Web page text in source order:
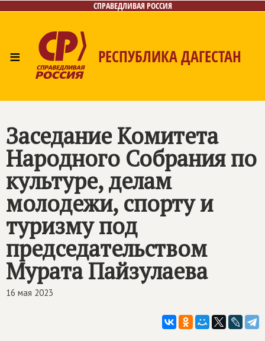
СПРАВЕДЛИВАЯ РОССИЯ
≡ РЕСПУБЛИКА ДАГЕСТАН
Контакты
Заседание Комитета
Народного Собрания по
культуре, делам
молодежи, спорту и
туризму под
председательством
Мурата Пайзулаева
16 мая 2023